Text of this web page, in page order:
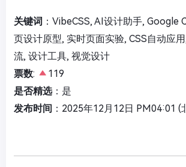
关键词 ：VibeCSS, AI设计助手, Google
页设计原型, 实时页面实验, CSS自动应
流, 设计工具, 视觉设计
票数:
119
是否精选：是
发布时间 ：2025年12月12日 PM04:01 (